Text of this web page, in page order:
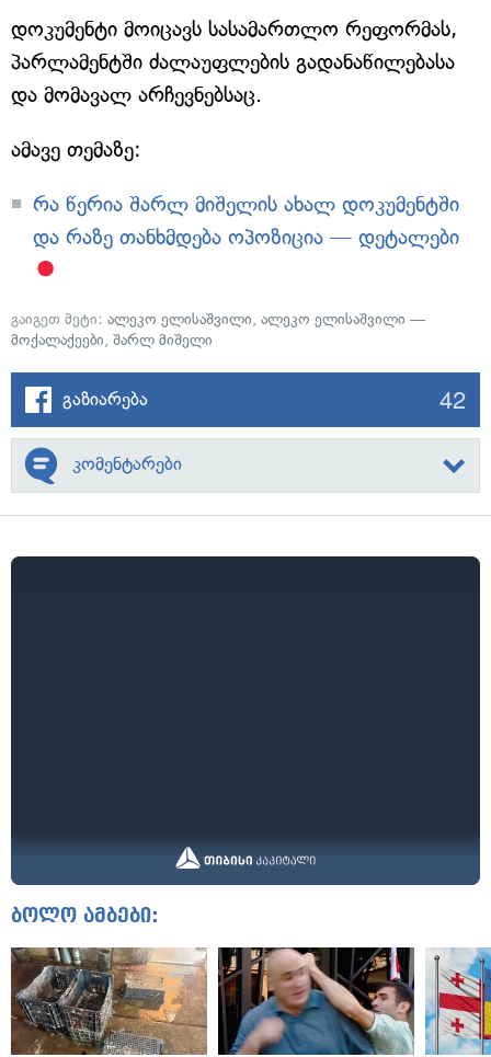
დოკუმენტი მოიცავს სასამართლო რეფორმას,
პარლამენტში ძალაუფლების გადანაწილებასა
და მომავალ არჩევნებსაც.
ამავე თემაზე:
რა წერია შარლ მიშელის ახალ დოკუმენტში
და რაზე თანხმდება ოპოზიცია — დეტალები
გაიგეთ მეტი: ალეკო ელისაშვილი, ალეკო ელისაშვილი —
მოქალაქეები, შარლ მიშელი
გაზიარება 42
კომენტარები
ბოლო ამბები: